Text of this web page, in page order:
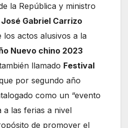
la República y ministro
José Gabriel Carrizo
los actos alusivos a la
Nuevo chino 2023
llamado Festival
por segundo año
como un “evento
a las ferias a nivel
de promover el